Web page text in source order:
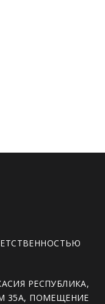
РЕСПУБЛИКА,
35А, ПОМЕЩЕНИЕ